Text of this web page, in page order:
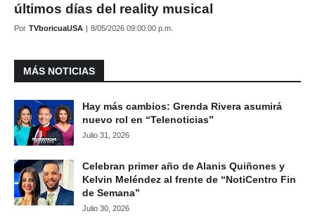
últimos días del reality musical
Por TVboricuaUSA | 8/05/2026 09:00:00 p.m.
MÁS NOTICIAS
Hay más cambios: Grenda Rivera asumirá
nuevo rol en “Telenoticias”
Julio 31, 2026
Celebran primer año de Alanis Quiñones y
Kelvin Meléndez al frente de “NotiCentro Fin
de Semana”
Julio 30, 2026